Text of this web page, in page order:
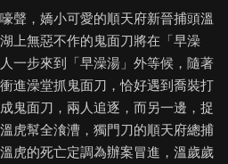
聲，嬌小可愛的順天府新晉捕頭溫
上無惡不作的鬼面刀將在「早澡
一步來到「早澡湯」外等候，隨著
進澡堂抓鬼面刀，恰好遇到喬裝打
鬼面刀，兩人追逐，而另一邊，捉
虎幫全湌漕，獨門刀的順天府總捕
虎的死亡定調為辦案冒進，溫歲歲